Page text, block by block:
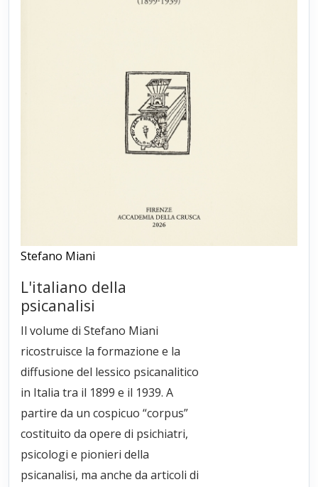
Stefano Miani
L'italiano della
psicanalisi
Il volume di Stefano Miani
ricostruisce la formazione e la
diffusione del lessico psicanalitico
in Italia tra il 1899 e il 1939. A
partire da un cospicuo “corpus”
costituito da opere di psichiatri,
psicologi e pionieri della
psicanalisi, ma anche da articoli di